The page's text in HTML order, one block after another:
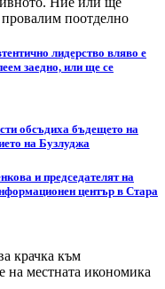
лидерство вляво е
заедно, или ще се
обсъдиха бъдещето на
на Бузлуджа
и председателят на
център в Стара